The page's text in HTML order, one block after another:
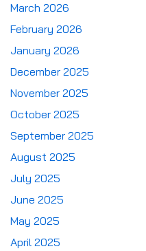
March 2026
February 2026
January 2026
December 2025
November 2025
October 2025
September 2025
August 2025
July 2025
June 2025
May 2025
April 2025